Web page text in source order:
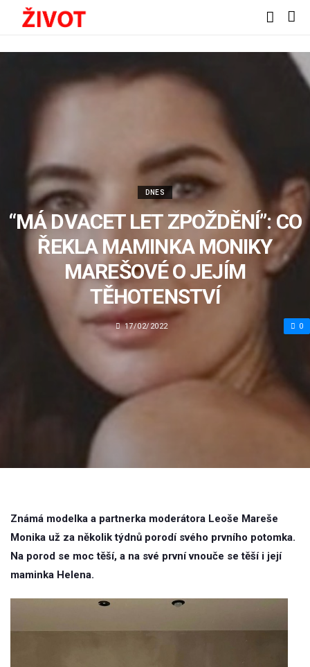
DNES
“MÁ DVACET LET ZPOŽDĚNÍ”: CO
ŘEKLA MAMINKA MONIKY
MAREŠOVÉ O JEJÍM
TĚHOTENSTVÍ
17/02/2022 0
Známá modelka a partnerka moderátora Leoše Mareše
Monika už za několik týdnů porodí svého prvního potomka.
Na porod se moc těší, a na své první vnouče se těší i její
maminka Helena.